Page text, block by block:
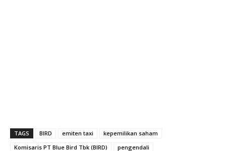
TAGS BIRD emiten taxi
kepemilikan saham
Komisaris PT Blue Bird Tbk (BIRD)
pengendali